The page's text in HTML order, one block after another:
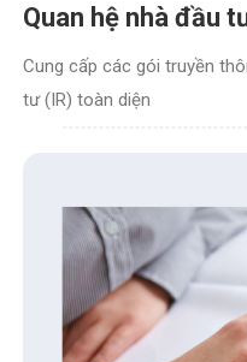
Quan hệ nhà đầu
Cung cấp các gói truyền
tư (IR) toàn diện